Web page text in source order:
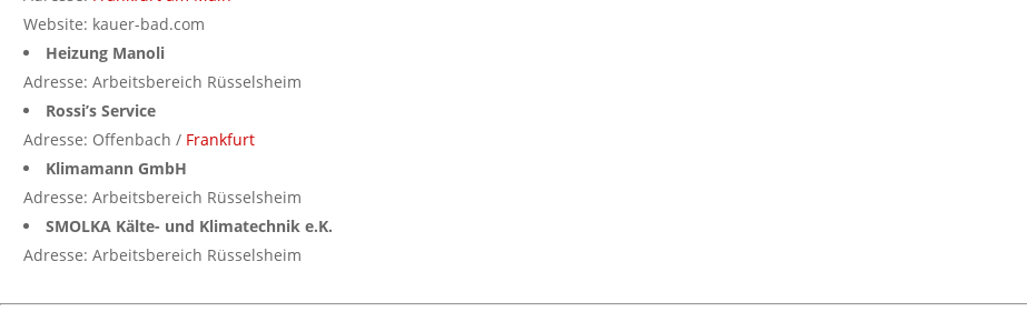
Website: kauer-bad.com
Heizung Manoli
Adresse: Arbeitsbereich Rüsselsheim
Rossi’s Service
Adresse: Offenbach / Frankfurt
Klimamann GmbH
Adresse: Arbeitsbereich Rüsselsheim
SMOLKA Kälte- und Klimatechnik e.K.
Adresse: Arbeitsbereich Rüsselsheim